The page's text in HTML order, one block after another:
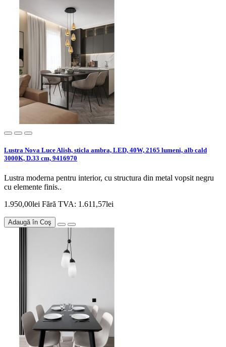
Lustra Nova Luce Alish, sticla ambra, LED, 40W, 2165 lumeni, alb cald
3000K, D.33 cm, 9416970
Lustra moderna pentru interior, cu structura din metal vopsit negru
cu elemente finis..
1.950,00lei Fără TVA: 1.611,57lei
Adaugă în Coş